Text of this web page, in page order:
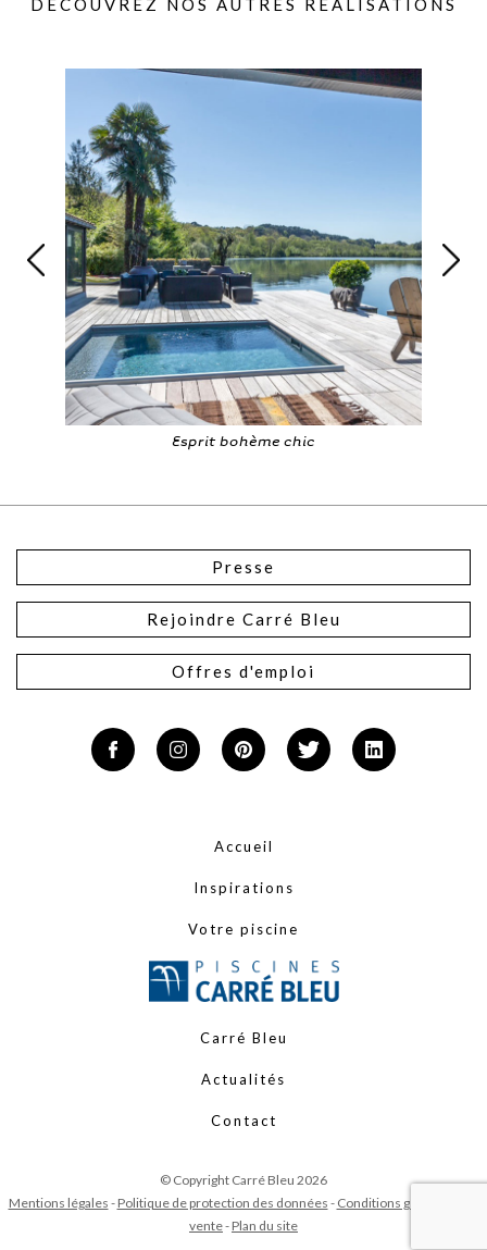
DÉCOUVREZ NOS AUTRES RÉALISATIONS
Esprit bohème chic
Presse
Rejoindre Carré Bleu
Offres d'emploi
Accueil
Inspirations
Votre piscine
Carré Bleu
Actualités
Contact
© Copyright Carré Bleu 2026
Mentions légales - Politique de protection des données - Conditions générales de
vente- Plan du site